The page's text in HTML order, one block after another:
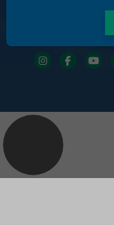
Redes sociais